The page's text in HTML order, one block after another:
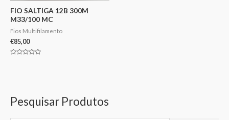
Pesquisar Produtos
FIO SALTIGA 12B 300M
M33/100 MC
Fios Multifilamento
€85,00